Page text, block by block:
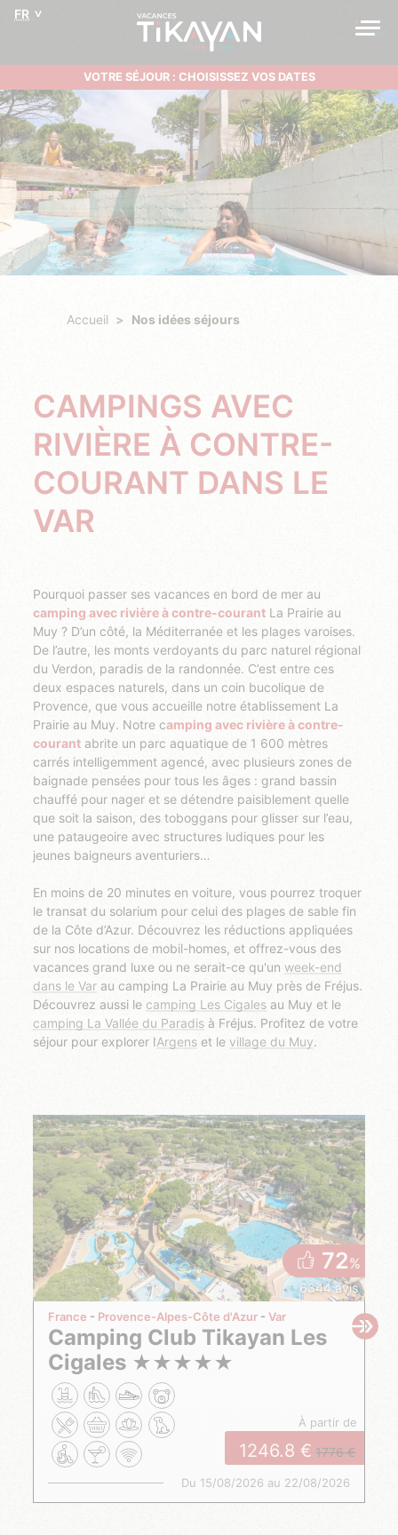
FR
VOTRE SÉJOUR : CHOISISSEZ VOS DATES
Accueil Nos idées séjours
CAMPINGS AVEC
RIVIÈRE À CONTRE-
COURANT DANS LE
VAR
Pourquoi passer ses vacances en bord de mer au
camping avec rivière à contre-courant La Prairie au
Muy ? D’un côté, la Méditerranée et les plages varoises.
De l’autre, les monts verdoyants du parc naturel régional
du Verdon, paradis de la randonnée. C’est entre ces
deux espaces naturels, dans un coin bucolique de
Provence, que vous accueille notre établissement La
Prairie au Muy. Notre camping avec rivière à contre-
courant abrite un parc aquatique de 1 600 mètres
carrés intelligemment agencé, avec plusieurs zones de
baignade pensées pour tous les âges : grand bassin
chauffé pour nager et se détendre paisiblement quelle
que soit la saison, des toboggans pour glisser sur l’eau,
une pataugeoire avec structures ludiques pour les
jeunes baigneurs aventuriers
En moins de 20 minutes en voiture, vous pourrez troquer
le transat du solarium pour celui des plages de sable fin
de la Côte d’Azur. Découvrez les réductions appliquées
sur nos locations de mobil-homes, et offrez-vous des
vacances grand luxe ou ne serait-ce qu'un week-end
dans le Var au camping La Prairie au Muy près de Fréjus.
Découvrez aussi le camping Les Cigales au Muy et le
camping La Vallée du Paradis à Fréjus. Profitez de votre
séjour pour explorer l’Argens et le village du Muy.
72%
6344 avis
France Provence-Alpes-Côte d'Azur Var
Camping Club Tikayan Les
Cigales ★★★★★
à partir de
1246.8 1776
Du 15/08/2026 au 22/08/2026